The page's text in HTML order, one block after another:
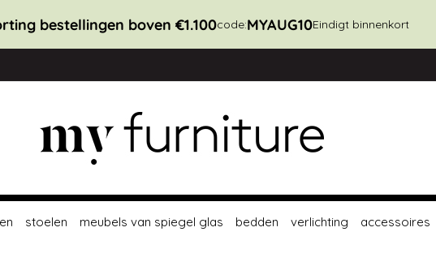
bestellingen boven €1.100code:MYAUG10Eindigt binnenkort
stoelen meubels van spiegel glas bedden verlichting accessoires